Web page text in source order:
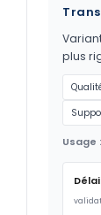
plus
Usage :